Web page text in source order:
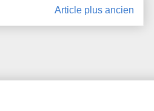
Article plus ancien